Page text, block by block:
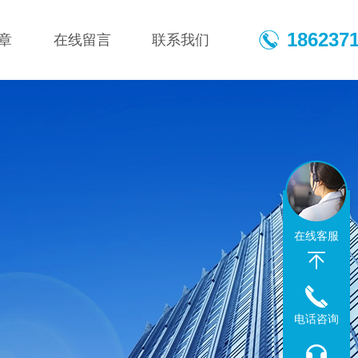
在线留言 联系我们
在线客服
电话咨询